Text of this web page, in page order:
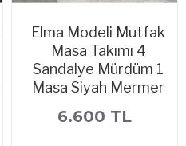
Elma Modeli Mutfak
Masa Takımı 4
Sandalye Mürdüm 1
Masa Siyah Mermer
6.600 TL